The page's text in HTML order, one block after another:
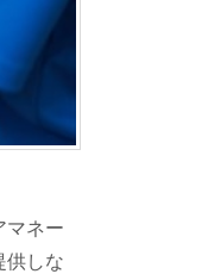
マネー
供しな